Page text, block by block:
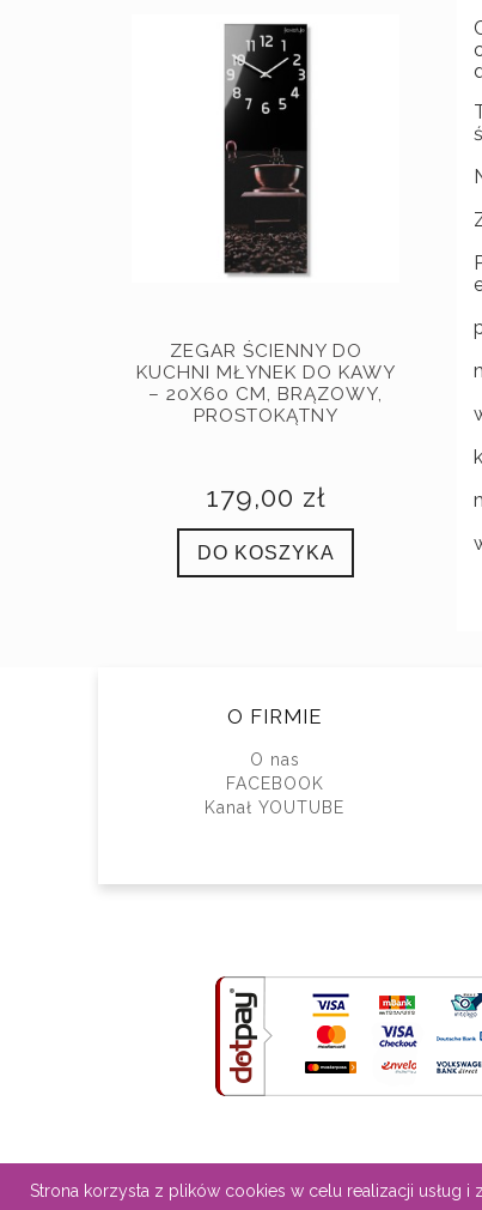
Strona korzysta z plików cookies w celu realizacji usług i
ZEGAR ŚCIENNY DO
KUCHNI MŁYNEK DO KAWY
– 20X60 CM, BRĄZOWY,
PROSTOKĄTNY
179,00 zł
DO KOSZYKA
O FIRMIE
O nas
FACEBOOK
Kanał YOUTUBE